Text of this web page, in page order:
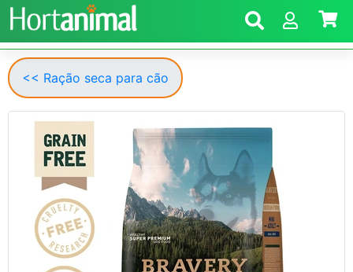
<< Ração seca para cão